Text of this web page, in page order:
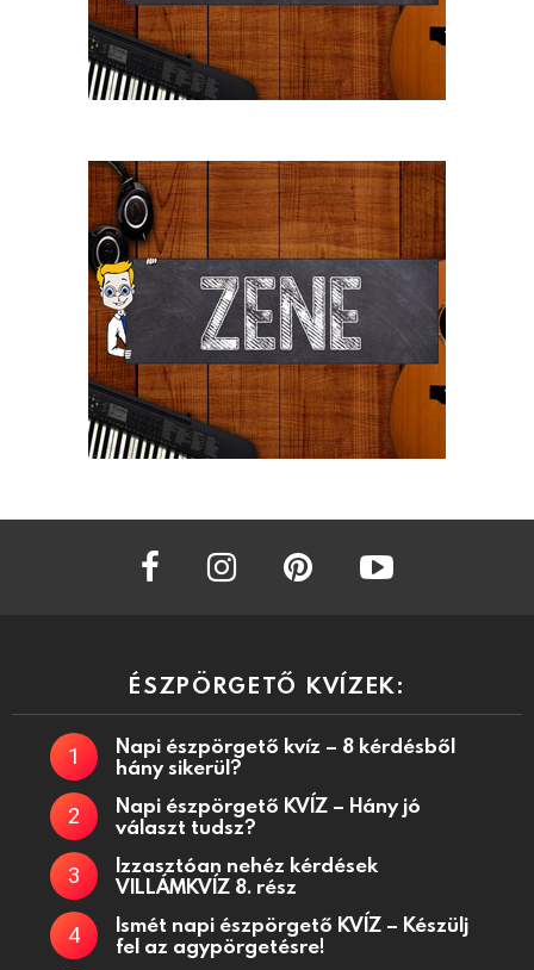
facebook instagram
ÉSZPÖRGETŐ KVÍZEK:
Napi észpörgető kvíz – 8 kérdésből
hány sikerül?
Napi észpörgető KVÍZ – Hány jó
választ tudsz?
Izzasztóan nehéz kérdések
VILLÁMKVÍZ 8. rész
Ismét napi észpörgető KVÍZ – Készülj
fel az agypörgetésre!